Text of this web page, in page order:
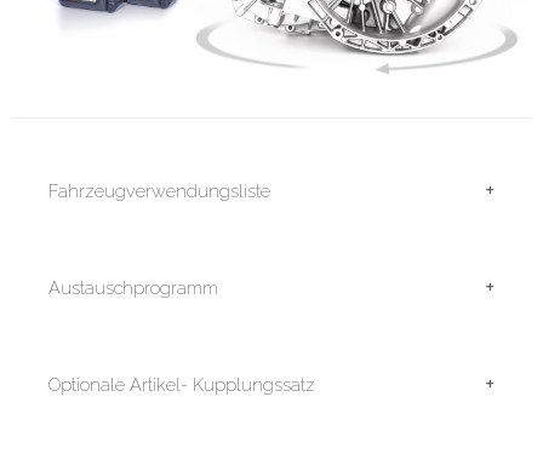
Fahrzeugverwendungsliste +
Austauschprogramm +
Optionale Artikel- Kupplungssatz +